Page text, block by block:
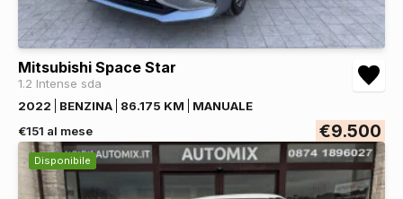
Mitsubishi Space Star
1.2 Intense sda
2022
BENZINA 86.175 KM
MANUALE
€151 al mese
€9.500
Disponibile